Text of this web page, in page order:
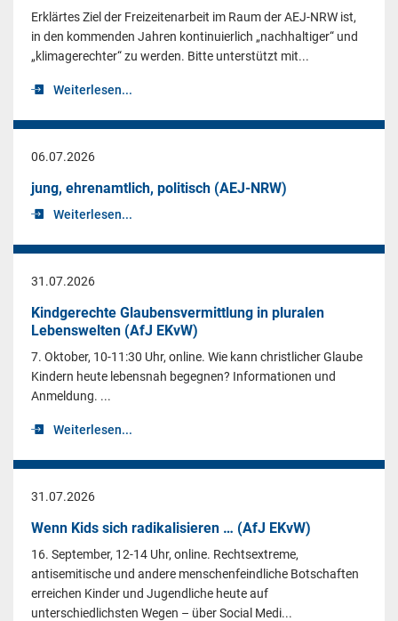
Erklärtes Ziel der Freizeitenarbeit im Raum der AEJ-NRW ist,
in den kommenden Jahren kontinuierlich „nachhaltiger“ und
„klimagerechter“ zu werden. Bitte unterstützt mit...
Weiterlesen...
06.07.2026
jung, ehrenamtlich, politisch (AEJ-NRW)
Weiterlesen...
31.07.2026
Kindgerechte Glaubensvermittlung in pluralen
Lebenswelten (AfJ EKvW)
7. Oktober, 10-11:30 Uhr, online. Wie kann christlicher Glaube
Kindern heute lebensnah begegnen? Informationen und
Anmeldung. ...
Weiterlesen...
31.07.2026
Wenn Kids sich radikalisieren … (AfJ EKvW)
16. September, 12-14 Uhr, online. Rechtsextreme,
antisemitische und andere menschenfeindliche Botschaften
erreichen Kinder und Jugendliche heute auf
unterschiedlichsten Wegen – über Social Medi...